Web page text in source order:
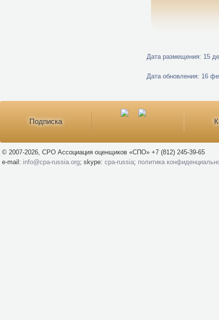
Дата размещения: 15
Дата обновления: 16
Подписка
© 2007-2026, СРО Ассоциация оценщиков «СПО» +7 (812) 245-39-65
e-mail: info@cpa-russia.org; skype: cpa-russia; политика